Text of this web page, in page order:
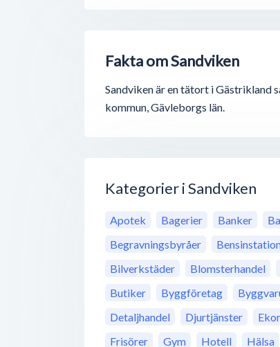
Fakta om Sandviken
Sandviken är en tätort i Gästrikland
kommun, Gävleborgs län.
Kategorier i Sandviken
Apotek Bagerier Banker
Begravningsbyråer
Bilverkstäder
Blomsterhandel
Butiker
Byggföretag
Detaljhandel
Djurtjänster
Frisörer
Gym Hotell Hälsa